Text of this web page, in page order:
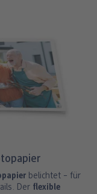
belichtet – für
Der flexible